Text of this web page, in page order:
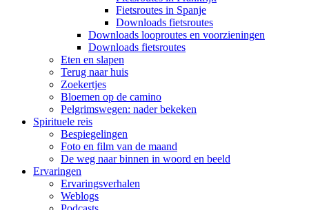
Fietsroutes in Spanje
Downloads fietsroutes
Downloads looproutes en voorzieningen
Downloads fietsroutes
Eten en slapen
Terug naar huis
Zoekertjes
Bloemen op de camino
Pelgrimswegen: nader bekeken
Spirituele reis
Bespiegelingen
Foto en film van de maand
De weg naar binnen in woord en beeld
Ervaringen
Ervaringsverhalen
Weblogs